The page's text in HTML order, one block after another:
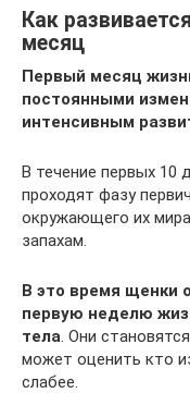
Как
месяц
Первый месяц
постоянными
интенсивным
В течение первых 10
проходят фазу
окружающего их
запахам.
В это время щенки
первую неделю
тела . Они
может оценить кто
слабее.